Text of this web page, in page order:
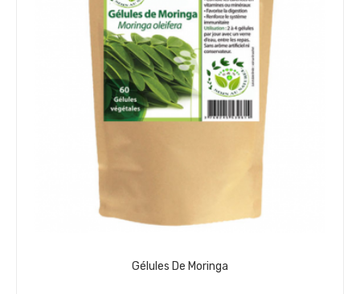
Gélules De Moringa